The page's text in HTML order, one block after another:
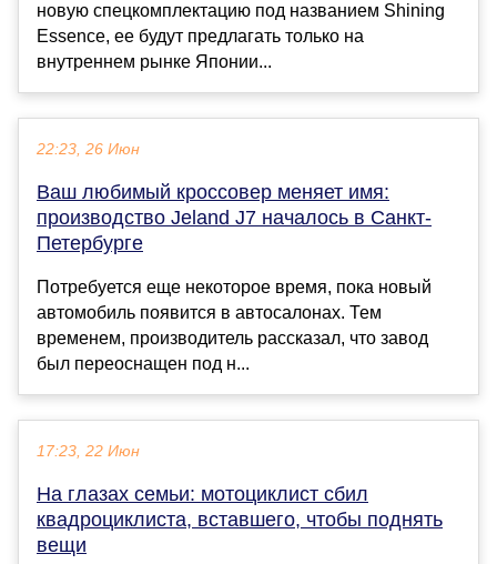
новую спецкомплектацию под названием Shining
Essence, ее будут предлагать только на
внутреннем рынке Японии...
22:23, 26 Июн
Ваш любимый кроссовер меняет имя:
производство Jeland J7 началось в Санкт-
Петербурге
Потребуется еще некоторое время, пока новый
автомобиль появится в автосалонах. Тем
временем, производитель рассказал, что завод
был переоснащен под н...
17:23, 22 Июн
На глазах семьи: мотоциклист сбил
квадроциклиста, вставшего, чтобы поднять
вещи